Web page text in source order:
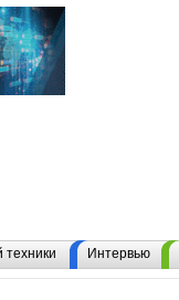
Интервью